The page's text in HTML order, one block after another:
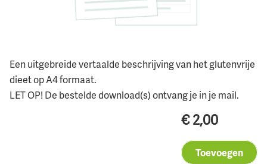
Een uitgebreide vertaalde beschrijving van het glutenvrije
dieet op A4 formaat.
LET OP! De bestelde download(s) ontvang je in je mail.
€2,00
Toevoegen